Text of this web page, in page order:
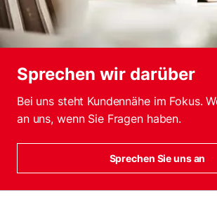
Sprechen wir darüber
Bei uns steht Kundennähe im Fokus.
an uns, wenn Sie Fragen haben.
Sprechen Sie uns an